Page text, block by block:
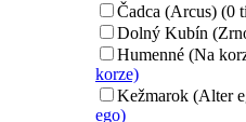
Čadca (Arcus) (0
Dolný Kubín
Humenné (Na
korze)
Kežmarok (Alter
ego)